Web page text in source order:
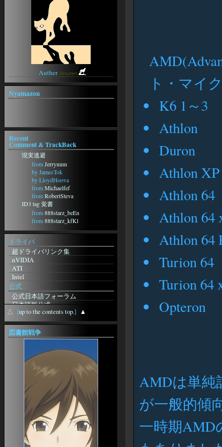
ト・マイ
K6 1～3
Athlon
Duron
Athlon XP
Athlon 64
Athlon 64
Athlon 64
Turion 64
Turion 64
Opteron
AMDは単純
が一般的傾
一時期AMD
ぼんやりweblog
ぼうやあんweblog
WindowsFAQ
駄歌詞屋本舗
午後のこ～だ
Anison Generation -アニソン ジェ
ネレーション-
アニソン★歌詞検索
AutherJesuren.
Nyamazon
Recent
Comment & TrackBack
現実逃避
fromJerrynum
by JamesTok
by LloydHoova
fromMichaelfef
fromRobertSteva
ID3 tag 覚書
from888starz_beEn
from888starz_kfKl
from888starz_zaMt
from888starz_jisn
フォーラムに動きがｗ
from
fromcurriculumvitaeandorra
from
recursoshumansaandorra
CandidatsofertesLaborals
from
久々にblosxomいじりをしてみま
from
fromJesuren
fromスーパーコピーアク
セサリー750
エルメス横浜駅
fromRobertfum
logitec NAS
from日本超人気スーパー
コピーブランド専門店
SkyDeckBrisbane
newestcasinos
ドライバ
超ドライバリンク集
nVIDIA
ATI
Intel
公式
公式日本語フォーラム
日本語版公式
無料体験版
英語版公式
station-Sebilis
ギルド検索
日本語版特設
アドベンチャーパック
Splitpaw Saga
Splitpaw Saga購入
Bloodline Chronicles
拡張ディスク
Desert of Flames
ニュース
EQII 徒然News
EQIIJE 初心者スレ まとめサイト
△ [up to the contents top.] ▲
図書館戦争